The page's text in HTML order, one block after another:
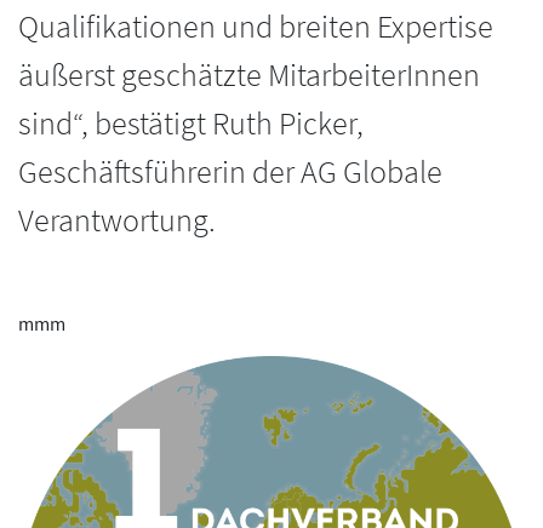
Qualifikationen und breiten Expertise
äußerst geschätzte MitarbeiterInnen
sind“, bestätigt Ruth Picker,
Geschäftsführerin der AG Globale
Verantwortung.
mmm